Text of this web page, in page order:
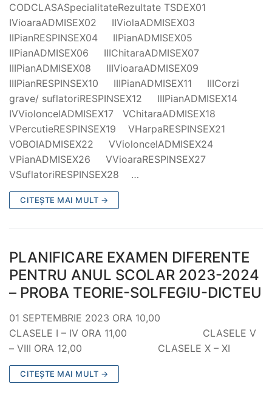
CODCLASASpecialitateRezultate TSDEX01
IVioaraADMISEX02 IIViolaADMISEX03
IIPianRESPINSEX04 IIPianADMISEX05
IIPianADMISEX06 IIIChitaraADMISEX07
IIIPianADMISEX08 IIIVioaraADMISEX09
IIIPianRESPINSEX10 IIIPianADMISEX11 IIICorzi
grave/ suflatoriRESPINSEX12 IIIPianADMISEX14
IVVioloncelADMISEX17 VChitaraADMISEX18
VPercutieRESPINSEX19 VHarpaRESPINSEX21
VOBOIADMISEX22 VVioloncelADMISEX24
VPianADMISEX26 VVioaraRESPINSEX27
VSuflatoriRESPINSEX28 …
CITEȘTE MAI MULT →
PLANIFICARE EXAMEN DIFERENTE
PENTRU ANUL SCOLAR 2023-2024
– PROBA TEORIE-SOLFEGIU-DICTEU
01 SEPTEMBRIE 2023 ORA 10,00
CLASELE I – IV ORA 11,00 CLASELE V
– VIII ORA 12,00 CLASELE X – XI
CITEȘTE MAI MULT →